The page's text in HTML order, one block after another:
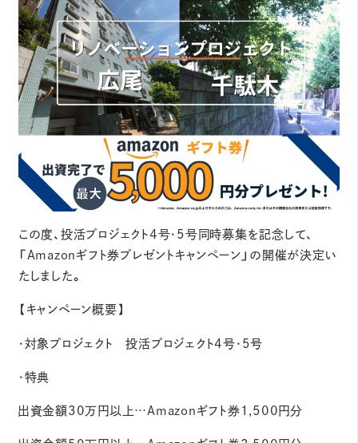
この度、投活プロジェクト4号・5号同時募集を記念して、
「Amazonギフト券プレゼントキャンペーン」の開催が決定い
たしました。
【キャンペーン概要】
・対象プロジェクト 投活プロジェクト4号・5号
・特典
出資金額30万円以上…Amazonギフト券1,500円分